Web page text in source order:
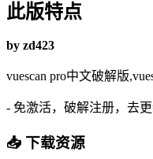
此版特点
by zd423
vuescan pro中文破解版
- 免激活，破解注册，去
📥 下载资源